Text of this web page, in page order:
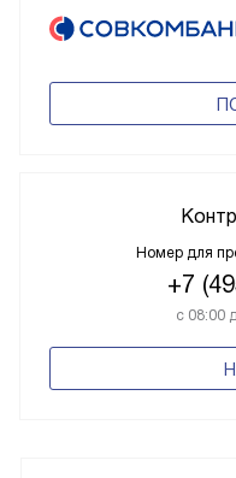
Номер для
+7
с 08:00